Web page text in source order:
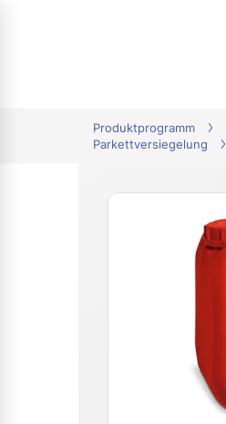
Produktprogramm
Parkettversiegelung